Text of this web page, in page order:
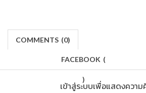
COMMENTS (0)
FACEBOOK (
)
เข้าสู่ระบบเพื่อแสดงควา